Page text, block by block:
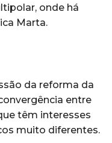
onde há
Marta.
da reforma da
entre
têm interesses
muito diferentes.